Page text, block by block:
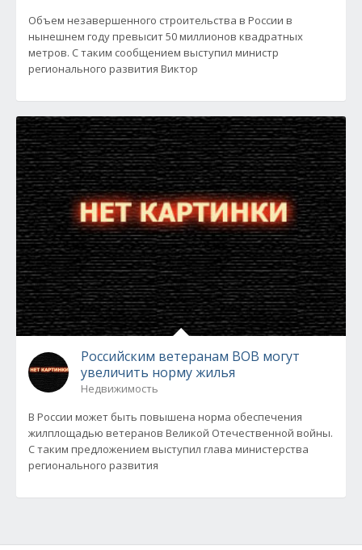
Объем незавершенного строительства в России в
нынешнем году превысит 50 миллионов квадратных
метров. С таким сообщением выступил министр
регионального развития Виктор
Российским ветеранам ВОВ могут
увеличить норму жилья
Недвижимость
В России может быть повышена норма обеспечения
жилплощадью ветеранов Великой Отечественной войны.
С таким предложением выступил глава министерства
регионального развития